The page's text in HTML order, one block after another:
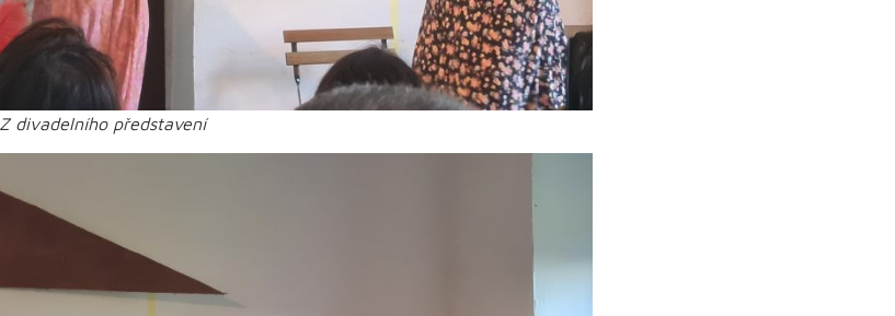
Z divadelního představení